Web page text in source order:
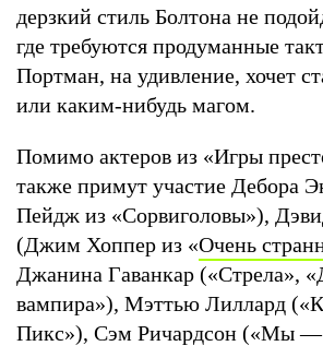
дерзкий стиль Болтона не
где требуются продуманные
Портман, на удивление, хочет
или каким-нибудь магом.
Помимо актеров из «Игры
также примут участие Дебора
Пейдж из «Сорвиголовы»),
(Джим Хоппер из «Очень
Джанина Гаванкар («Стрела»,
вампира»), Мэттью Лиллард
Пикс»), Сэм Ричардсон («Мы